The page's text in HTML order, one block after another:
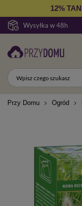
Wysyłka w 48h
12%
Przy Domu Ogród